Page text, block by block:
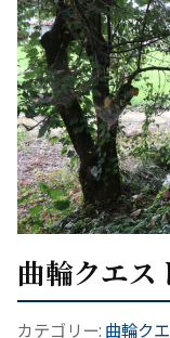
曲輪クエス
カテゴリー: 曲輪ク